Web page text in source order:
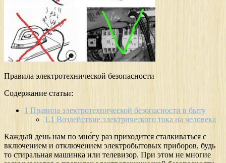
Правила электротехнической безопасности
Содержание статьи:
1 Правила электротехнической безопасности в быту
1.1 Воздействие электрического тока на человека
Каждый день нам по мно́гу раз приходится сталкиваться с
включением и отключением электробытовых приборов, будь
то стиральная машинка или телевизор. При этом не многие